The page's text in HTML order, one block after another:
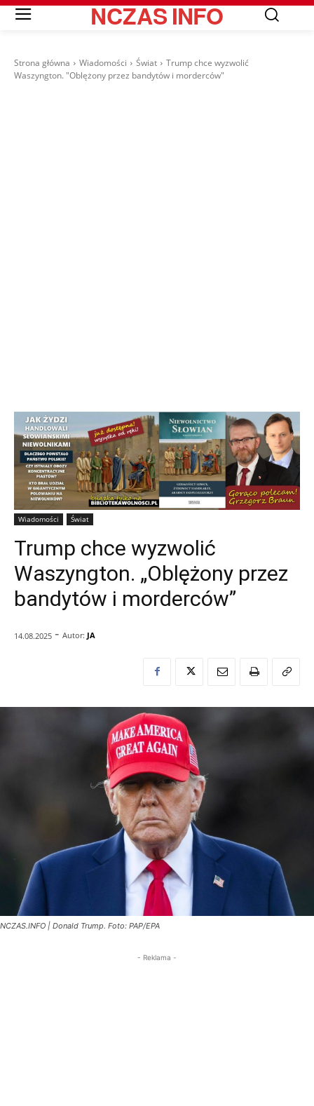
NCZASINFO
Strona główna Wiadomości Świat
Trump chce wyzwolić
Waszyngton. "Oblężony przez bandytów i morderców"
Wiadomości Świat
Trump chce wyzwolić
Waszyngton. „Oblężony przez
bandytów i morderców”
14.08.2025 - Autor: JA
NCZAS.INFO | Donald Trump. Foto: PAP/EPA
- Reklama -